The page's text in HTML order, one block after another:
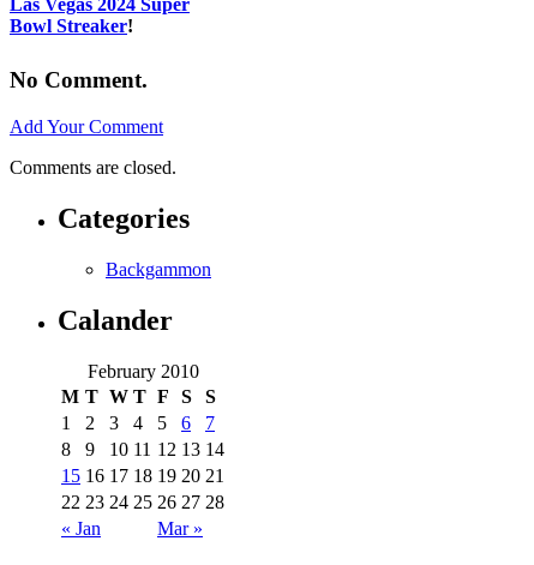
Bowl Streaker!
No Comment.
Add Your Comment
Comments are closed.
Categories
Backgammon
Calander
February 2010
M T W T F S S
« Jan Mar »
1 2 3 4 5 6
7
8
9 10 11 12 13 14
15 16 17 18 19 20 21
22 23 24 25 26 27 28